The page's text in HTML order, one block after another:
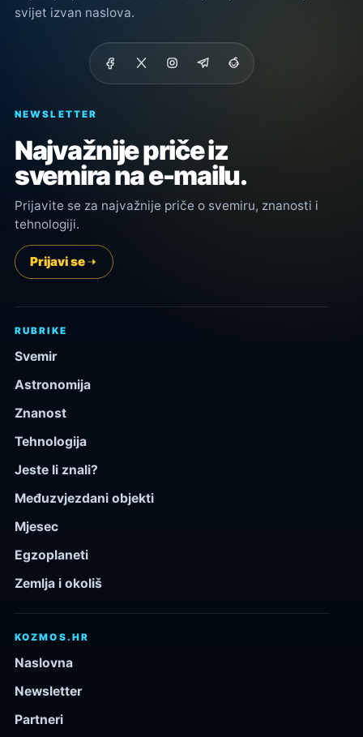
svijet izvan naslova.
NEWSLETTER
Najvažnije priče iz
svemira na e-mailu.
Prijavite se za najvažnije priče o svemiru, znanosti i
tehnologiji.
Prijavi se
RUBRIKE
Svemir
Astronomija
Znanost
Tehnologija
Jeste li znali?
Međuzvjezdani objekti
Mjesec
Egzoplaneti
Zemlja i okoliš
KOZMOS.HR
Naslovna
Newsletter
Partneri